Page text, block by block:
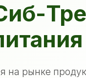
на рынке